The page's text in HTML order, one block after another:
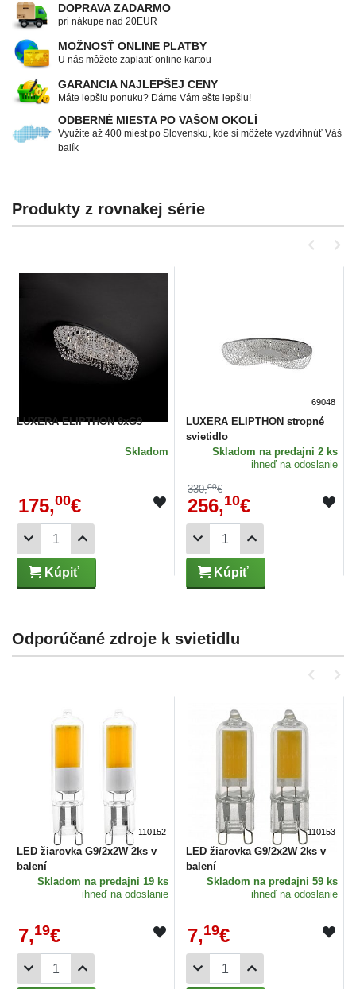
DOPRAVA ZADARMO
pri nákupe nad 20EUR
MOŽNOSŤ ONLINE PLATBY
U nás môžete zaplatiť online kartou
GARANCIA NAJLEPŠEJ CENY
Máte lepšiu ponuku? Dáme Vám ešte lepšiu!
ODBERNÉ MIESTA PO VAŠOM OKOLÍ
Využite až 400 miest po Slovensku, kde si môžete vyzdvihnúť Váš
balík
Produkty z rovnakej série
LUXERA ELIPTHON 8xG9
Skladom
175,00€
Kúpiť
69048
LUXERA ELIPTHON stropné
svietidlo
Skladom na predajni 2 ks
ihneď na odoslanie
330,00€
256,10€
Kúpiť
Odporúčané zdroje k svietidlu
110152
LED žiarovka G9/2x2W 2ks v
balení
Skladom na predajni 19 ks
ihneď na odoslanie
7,19€
110153
LED žiarovka G9/2x2W 2ks v
balení
Skladom na predajni 59 ks
ihneď na odoslanie
7,19€